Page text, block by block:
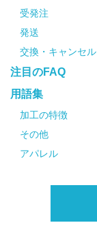
受発注
発送
交換・キャンセル
注目のFAQ
用語集
加工の特徴
その他
アパレル